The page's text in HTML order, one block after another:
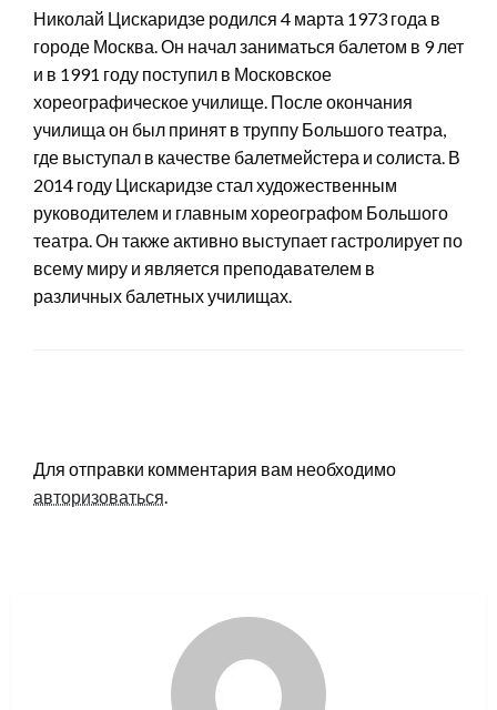
Николай Цискаридзе родился 4 марта 1973 года в
городе Москва. Он начал заниматься балетом в 9 лет
и в 1991 году поступил в Московское
хореографическое училище. После окончания
училища он был принят в труппу Большого театра,
где выступал в качестве балетмейстера и солиста. В
2014 году Цискаридзе стал художественным
руководителем и главным хореографом Большого
театра. Он также активно выступает гастролирует по
всему миру и является преподавателем в
различных балетных училищах.
Для отправки комментария вам необходимо
авторизоваться.